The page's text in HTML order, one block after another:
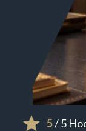
5/ 5